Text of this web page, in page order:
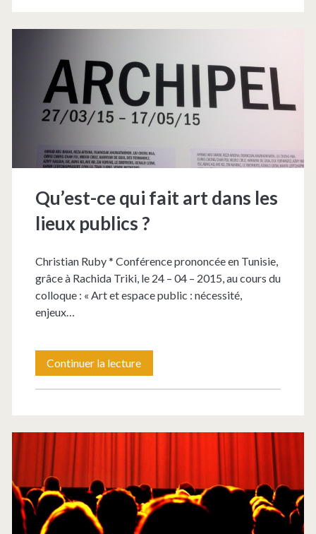
le
spectateur
affirmatif
Qu’est-ce qui fait art dans les
lieux publics ?
Christian Ruby * Conférence prononcée en Tunisie,
grâce à Rachida Triki, le 24 – 04 – 2015, au cours du
colloque : « Art et espace public : nécessité,
enjeux…
Continuer la lectureQu’est-
ce
dans
les